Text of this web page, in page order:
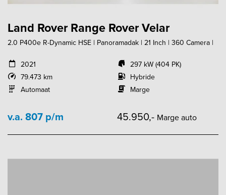
Land Rover Range Rover Velar
2.0 P400e R-Dynamic HSE | Panoramadak | 21 Inch | 360 Camera |
2021
79.473 km
Automaat
297 kW (404 PK)
Hybride
Marge
v.a. 807 p/m 45.950,- Marge auto